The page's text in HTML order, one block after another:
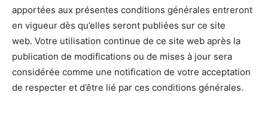
apportées aux présentes conditions générales entreront
en vigueur dès qu’elles seront publiées sur ce site
web. Votre utilisation continue de ce site web après la
publication de modifications ou de mises à jour sera
considérée comme une notification de votre acceptation
de respecter et d’être lié par ces conditions générales.